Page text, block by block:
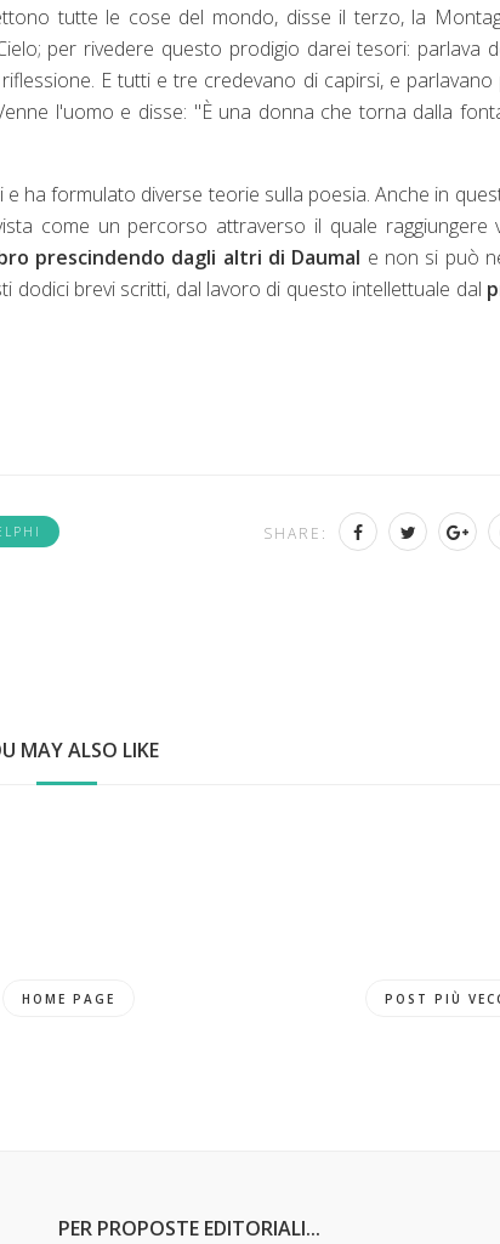
tutte le cose del mondo, disse il terzo, la
per rivedere questo prodigio darei tesori: parlava
E tutti e tre credevano di capirsi, e parlavano
l'uomo e disse: "È una donna che torna dalla
ha formulato diverse teorie sulla poesia. Anche in
come un percorso attraverso il quale raggiungere
prescindendo dagli altri di Daumal e non si può
brevi scritti, dal lavoro di questo intellettuale dal
SHARE:
MAY ALSO LIKE
HOME PAGE POST PIÙ
PER PROPOSTE EDITORIALI...